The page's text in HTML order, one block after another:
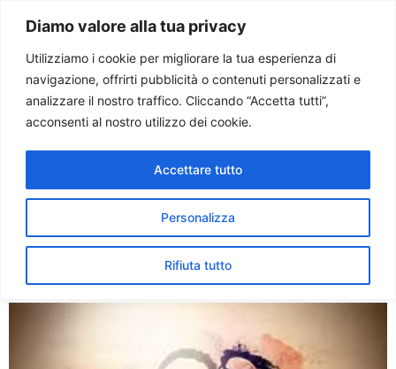
Diamo valore alla tua privacy
Utilizziamo i cookie per migliorare la tua esperienza di
navigazione, offrirti pubblicità o contenuti personalizzati e
analizzare il nostro traffico. Cliccando “Accetta tutti”,
acconsenti al nostro utilizzo dei cookie.
Personalizza
Rifiuta tutto
Accettare tutto
Paolo Ondarza
Tag:card. muller
Card. Müller: non lasciarsi
confondere da ideologie,
senza famiglia non c’è
futuro